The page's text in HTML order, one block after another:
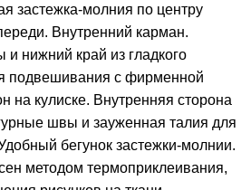
застежка-молния по центру
Внутренний карман.
нижний край из гладкого
подвешивания с фирменной
на кулиске. Внутренняя сторона
швы и зауженная талия для
бегунок застежки-молнии.
методом термоприклеивания,